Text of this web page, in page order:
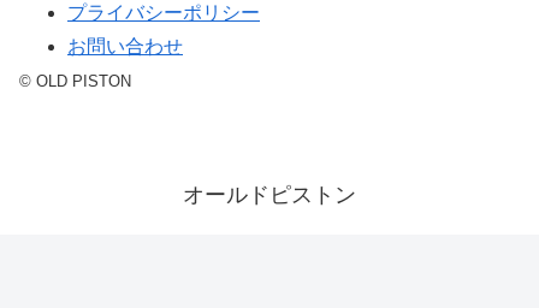
プライバシーポリシー
お問い合わせ
© OLD PISTON
オールドピストン